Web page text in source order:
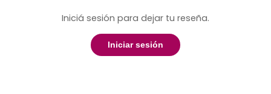
Iniciá sesión para dejar tu reseña.
Iniciar sesión